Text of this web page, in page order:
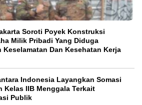
Soroti Poyek Konstruksi
Milik Pribadi Yang Diduga
Keselamatan Dan Kesehatan Kerja
Indonesia Layangkan Somasi
Kelas IIB Menggala Terkait
Publik